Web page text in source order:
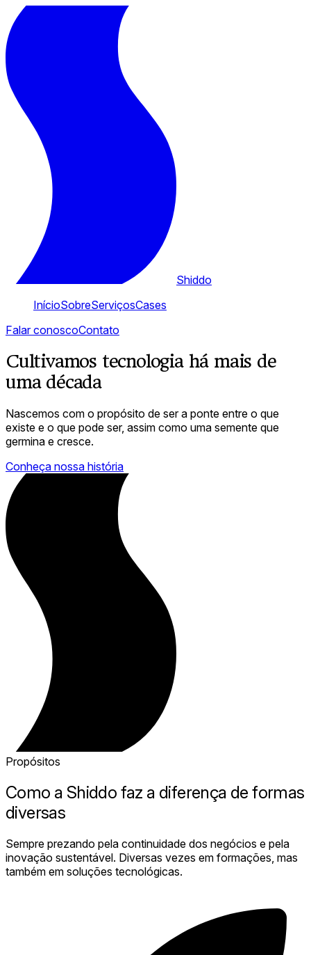
Shiddo
InícioSobreServiçosCases
Falar conoscoContato
Cultivamos tecnologia há mais de
uma década
Nascemos com o propósito de ser a ponte entre o que
existe e o que pode ser, assim como uma semente que
germina e cresce.
Conheça nossa história
Propósitos
Como a Shiddo faz a diferença de formas
diversas
Sempre prezando pela continuidade dos negócios e pela
inovação sustentável. Diversas vezes em formações, mas
também em soluções tecnológicas.